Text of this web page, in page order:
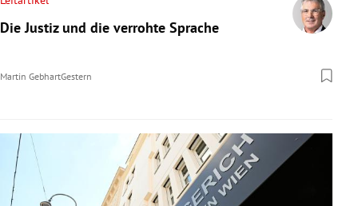
Die Justiz und die verrohte Sprache
Martin GebhartGestern